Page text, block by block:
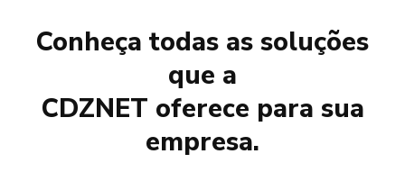
Conheça todas as soluções
que a
CDZNET oferece para sua
empresa.